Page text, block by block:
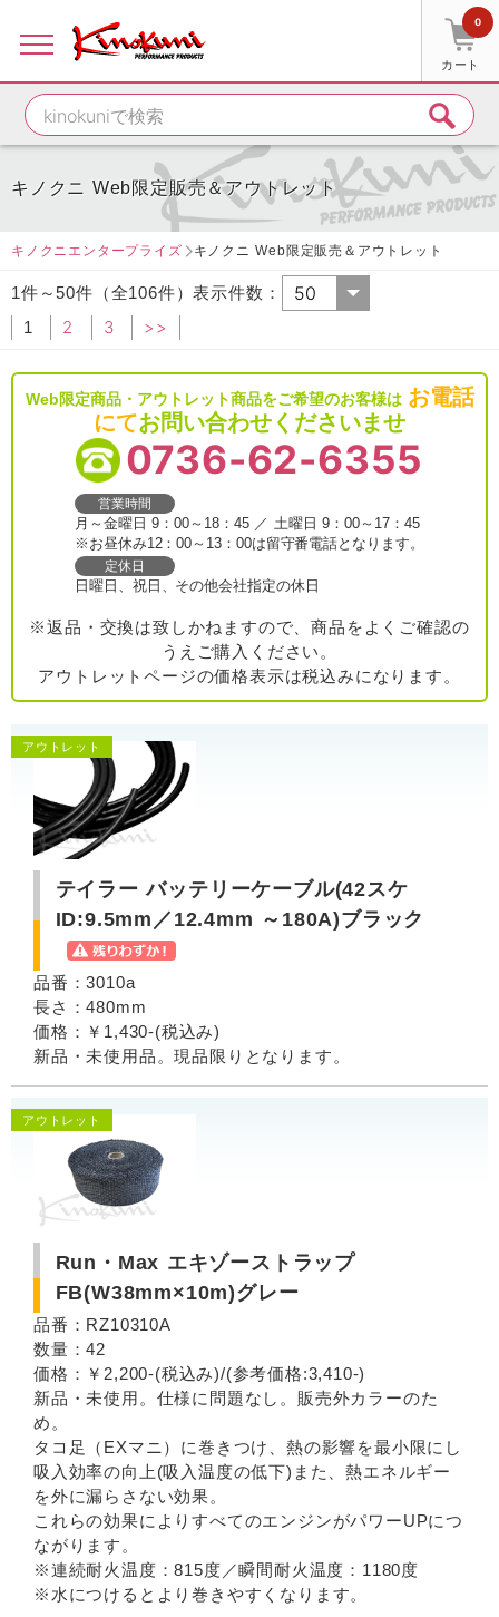
カート
0
キノクニ Web限定販売＆アウトレット
キノクニエンタープライズ キノクニ Web限定販売＆アウトレット
1件～50件（全106件）表示件数：
1
2 3 >>
Web限定商品・アウトレット商品をご希望のお客様は お電話
にてお問い合わせくださいませ
0736-62-6355
営業時間
月～金曜日 9：00～18：45 ／ 土曜日 9：00～17：45
※お昼休み12：00～13：00は留守番電話となります。
定休日
日曜日、祝日、その他会社指定の休日
※返品・交換は致しかねますので、商品をよくご確認の
うえご購入ください。
アウトレットページの価格表示は税込みになります。
テイラー バッテリーケーブル(42スケ
ID:9.5mm／12.4mm ～180A)ブラック
アウトレット
品番：3010a
長さ：480mm
価格：￥1,430-(税込み)
新品・未使用品。現品限りとなります。
Run・Max エキゾーストラップ
FB(W38mm×10m)グレー
アウトレット
品番：RZ10310A
数量：42
価格：￥2,200-(税込み)/(参考価格:3,410-)
新品・未使用。仕様に問題なし。販売外カラーのた
め。
タコ足（EXマニ）に巻きつけ、熱の影響を最小限にし
吸入効率の向上(吸入温度の低下)また、熱エネルギー
を外に漏らさない効果。
これらの効果によりすべてのエンジンがパワーUPにつ
ながります。
※連続耐火温度：815度／瞬間耐火温度：1180度
※水につけるとより巻きやすくなります。